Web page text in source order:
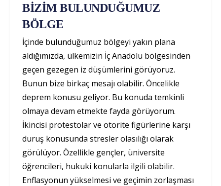
BİZİM BULUNDUĞUMUZ
BÖLGE
İçinde bulunduğumuz bölgeyi yakın plana
aldığımızda, ülkemizin İç Anadolu bölgesinden
geçen gezegen iz düşümlerini görüyoruz.
Bunun bize birkaç mesajı olabilir. Öncelikle
deprem konusu geliyor. Bu konuda temkinli
olmaya devam etmekte fayda görüyorum.
İkincisi protestolar ve otorite figürlerine karşı
duruş konusunda stresler olasılığı olarak
görülüyor. Özellikle gençler, üniversite
öğrencileri, hukuki konularla ilgili olabilir.
Enflasyonun yükselmesi ve geçimin zorlaşması